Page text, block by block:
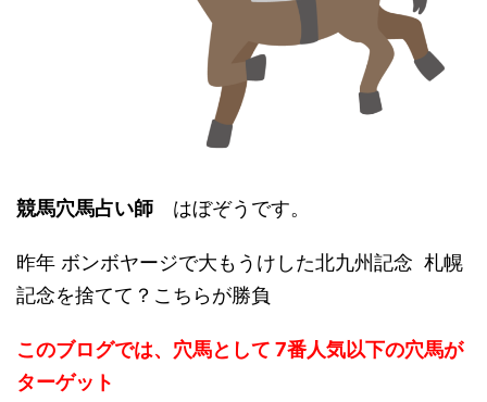
競馬穴馬占い師 はぼぞうです。
昨年 ボンボヤージで大もうけした北九州記念 札幌
記念を捨てて？こちらが勝負
このブログでは、穴馬として 7番人気以下の穴馬が
ターゲット